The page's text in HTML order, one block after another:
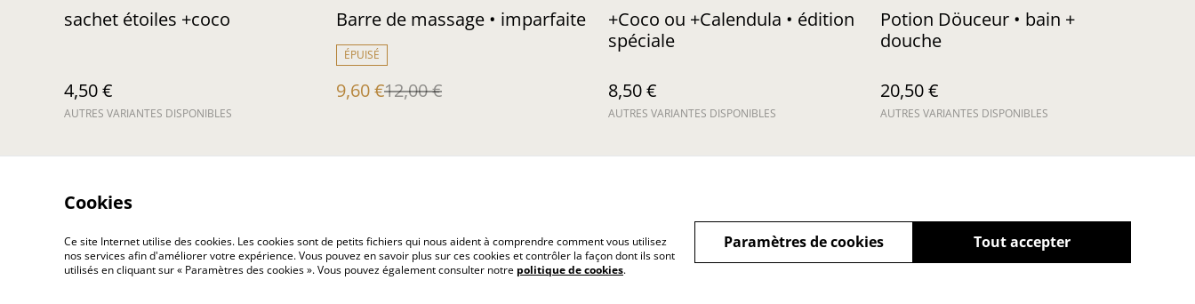
sachet étoiles +coco
4,50 €
AUTRES VARIANTES DISPONIBLES
%
Barre de massage • imparfaite
ÉPUISÉ
9,60 €12,00 €
+Coco ou +Calendula • édition
spéciale
8,50 €
AUTRES VARIANTES DISPONIBLES
Potion Döuceur • bain +
douche
20,50 €
AUTRES VARIANTES DISPONIBLES
Contact Us Legal Terms Privacy Policy
Exercer mon droit de
Cookies
Ce site Internet utilise des cookies. Les cookies sont de petits fichiers qui nous aident à comprendre comment vous utilisez
nos services afin d'améliorer votre expérience. Vous pouvez en savoir plus sur ces cookies et contrôler la façon dont ils sont
utilisés en cliquant sur « Paramètres des cookies ». Vous pouvez également consulter notre politique de cookies.
Tout accepter
Paramètres de cookies